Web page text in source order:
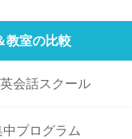
教室の比較
会話スクール
プログラム